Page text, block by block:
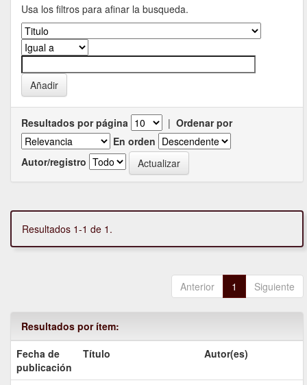
Usa los filtros para afinar la busqueda.
Resultados por página | Ordenar por
En orden
Autor/registro
Resultados 1-1 de 1.
Anterior 1 Siguiente
Resultados por ítem:
Fecha de
publicación
Título Autor(es)